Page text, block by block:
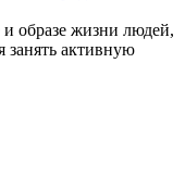
образе жизни людей,
занять активную